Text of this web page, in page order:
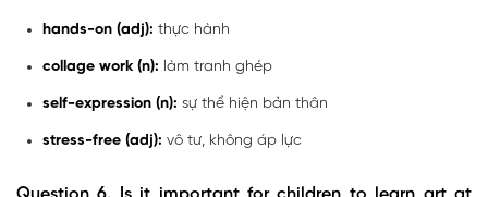
hands-on (adj): thực hành
collage work (n): làm tranh ghép
self-expression (n): sự thể hiện bản thân
stress-free (adj): vô tư, không áp lực